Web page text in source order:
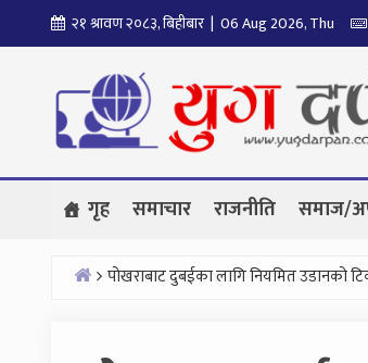
to
२१ श्रावण २०८३, बिहीबार | 06 Aug 2026, Thu
गृह समाचार राजनीति समाज/
पोखराबाट दुबईका लागि नियमित उडानको